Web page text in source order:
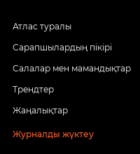
Атлас туралы
Сарапшылардың пікірі
Салалар мен мамандықтар
Трендтер
Жаңалықтар
Журналды жүктеу